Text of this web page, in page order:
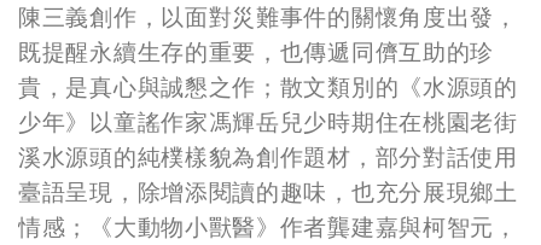
陳三義創作，以面對災難事件的關懷角度出發，
既提醒永續生存的重要，也傳遞同儕互助的珍
貴，是真心與誠懇之作；散文類別的《水源頭的
少年》以童謠作家馮輝岳兒少時期住在桃園老街
溪水源頭的純樸樣貌為創作題材，部分對話使用
臺語呈現，除增添閱讀的趣味，也充分展現鄉土
情感；《大動物小獸醫》作者龔建嘉與柯智元，